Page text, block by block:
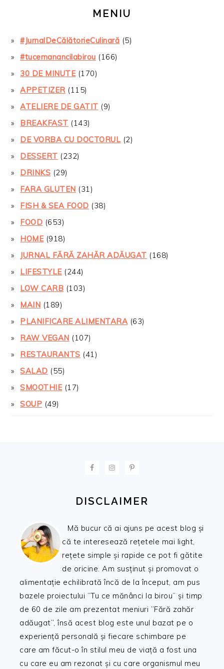
MENIU
#JurnalDeCălătorieCulinară (5)
#tucemanancilabirou (166)
30 DE MINUTE(170)
APPETIZER(115)
ATELIERE DE GATIT (9)
BREAKFAST (143)
DE VORBA CU DOCTORUL (2)
DESSERT (232)
DRINKS (29)
FARA GLUTEN (31)
FISH & SEA FOOD (38)
FOOD (653)
HOME(918)
JURNAL FĂRĂ ZAHĂR ADĂUGAT (168)
LIFESTYLE(244)
LOW CARB (103)
MAIN (189)
PLANIFICARE ALIMENTARA(63)
RAW VEGAN (107)
RESTAURANTS (41)
SALAD (55)
SMOOTHIE(17)
SOUP (49)
DISCLAIMER
Mă bucur că ai ajuns pe acest blog și
că te interesează rețetele mai light,
rețete simple și rapide ce pot fi gătite
de oricine. Am susținut și promovat o
alimentație echilibrată încă de la început, am pus
bazele proiectului ”Tu ce mănânci la birou” și timp
de 60 de zile am prezentat meniuri ”Fără zahăr
adăugat”, însă acest blog este unul bazat pe o
experiență personală și fiecare schimbare pe
care am făcut-o în stilul meu de viață a fost una
cu care eu am rezonat și cu care organismul meu